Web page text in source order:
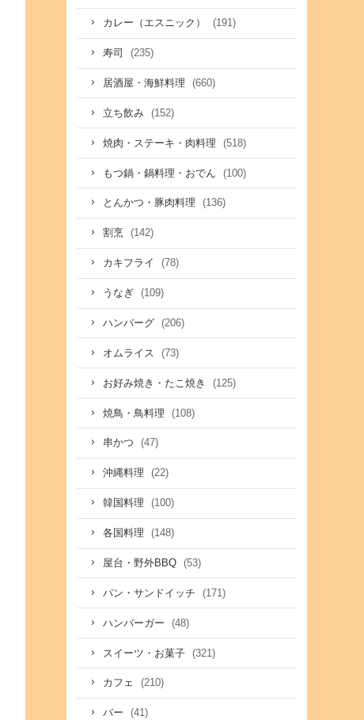
カレー（エスニック） (191)
寿司 (235)
居酒屋・海鮮料理 (660)
立ち飲み (152)
焼肉・ステーキ・肉料理 (518)
もつ鍋・鍋料理・おでん (100)
とんかつ・豚肉料理 (136)
割烹 (142)
カキフライ (78)
うなぎ (109)
ハンバーグ (206)
オムライス (73)
お好み焼き・たこ焼き (125)
焼鳥・鳥料理 (108)
串かつ (47)
沖縄料理 (22)
韓国料理 (100)
各国料理 (148)
屋台・野外BBQ (53)
パン・サンドイッチ (171)
ハンバーガー (48)
スイーツ・お菓子 (321)
カフェ (210)
バー (41)